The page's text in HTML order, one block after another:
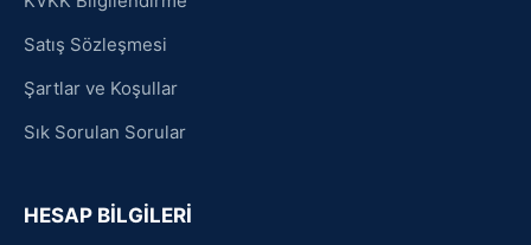
Satış Sözleşmesi
Şartlar ve Koşullar
Sık Sorulan Sorular
HESAP BİLGİLERİ